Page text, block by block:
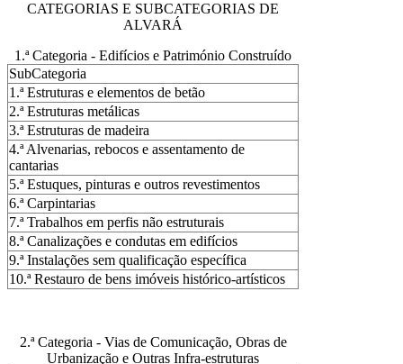
CATEGORIAS E SUBCATEGORIAS DE
ALVARÁ
1.ª Categoria - Edifícios e Património Construído
SubCategoria
1.ª Estruturas e elementos de betão
2.ª Estruturas metálicas
3.ª Estruturas de madeira
4.ª Alvenarias, rebocos e assentamento de
cantarias
5.ª Estuques, pinturas e outros revestimentos
6.ª Carpintarias
7.ª Trabalhos em perfis não estruturais
8.ª Canalizações e condutas em edifícios
9.ª Instalações sem qualificação específica
10.ª Restauro de bens imóveis histórico-artísticos
2.ª Categoria - Vias de Comunicação, Obras de
Urbanização e Outras Infra-estruturas